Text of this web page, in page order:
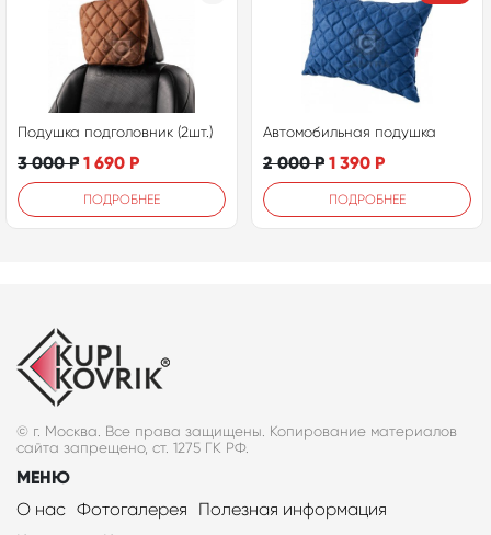
Подушка подголовник (2шт.)
3 000Р 1 690 Р
ПОДРОБНЕЕ
Автомобильная подушка
2 000Р 1 390 Р
ПОДРОБНЕЕ
© г. Москва. Все права защищены. Копирование материалов
сайта запрещено, ст. 1275 ГК РФ.
МЕНЮ
О нас Фотогалерея
Полезная информация